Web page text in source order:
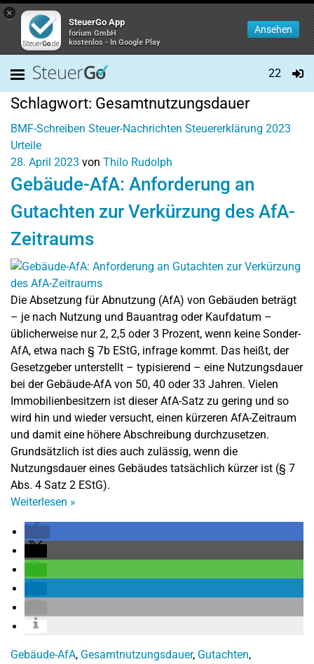
×
SteuerGo App
forium GmbH
kostenlos - In Google Play
Ansehen
22
Schlagwort: Gesamtnutzungsdauer
BMF-Schreiben Steuer-Nachrichten Steuererklärung 2023
Urteile
28. April 2023 von Thilo Rudolph
Gebäude-AfA: Anforderung an
Gutachten zur Verkürzung des AfA-
Zeitraums
Die Absetzung für Abnutzung (AfA) von Gebäuden beträgt
– je nach Nutzung und Bauantrag oder Kaufdatum –
üblicherweise nur 2, 2,5 oder 3 Prozent, wenn keine Sonder-
AfA, etwa nach § 7b EStG, infrage kommt. Das heißt, der
Gesetzgeber unterstellt – typisierend – eine Nutzungsdauer
bei der Gebäude-AfA von 50, 40 oder 33 Jahren. Vielen
Immobilienbesitzern ist dieser AfA-Satz zu gering und so
wird hin und wieder versucht, einen kürzeren AfA-Zeitraum
und damit eine höhere Abschreibung durchzusetzen.
Grundsätzlich ist dies auch zulässig, wenn die
Nutzungsdauer eines Gebäudes tatsächlich kürzer ist (§ 7
Abs. 4 Satz 2 EStG).
Weiterlesen »
Gebäude-AfA, Gesamtnutzungsdauer, Gutachten,